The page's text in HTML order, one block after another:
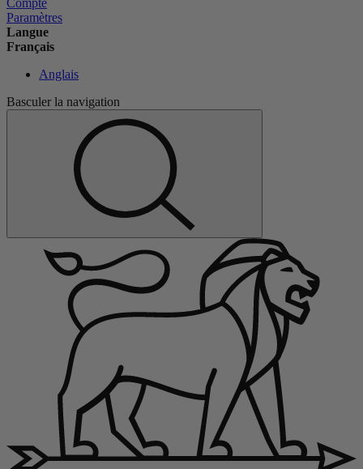
Compte
Paramètres
Langue
Français
Anglais
Basculer la navigation